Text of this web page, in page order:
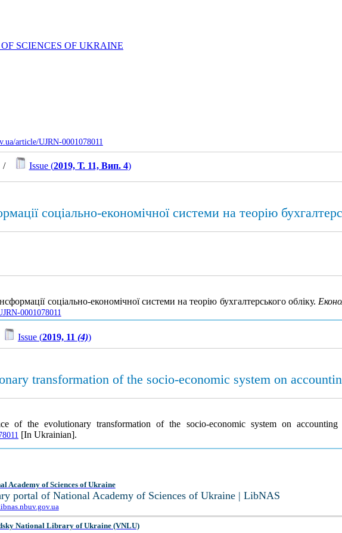
SCIENCES OF UKRAINE
article/UJRN-0001078011
Issue (2019, Т. 11, Вип. 4)
соціально-економічної системи на теорію
соціально-економічної системи на теорію бухгалтерського обліку.
0001078011
Issue (2019, 11 (4))
transformation of the socio-economic system on
of the evolutionary transformation of the socio-economic system on accounting
[In Ukrainian].
Academy of Sciences of Ukraine
portal of National Academy of Sciences of Ukraine | LibNAS
National Library of Ukraine (VNLU)